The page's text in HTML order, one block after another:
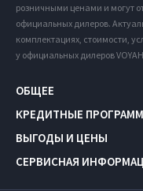
розничными ценами и могут
официальных дилеров.
комплектациях, стоимости,
у официальных дилеров
ОБЩЕЕ
КРЕДИТНЫЕ
ВЫГОДЫ И ЦЕНЫ
СЕРВИСНАЯ